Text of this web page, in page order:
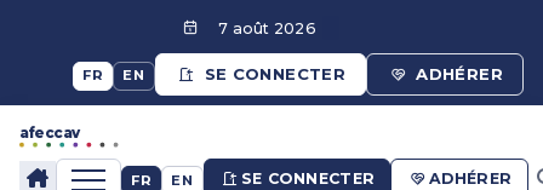
contenu
7 août 2026
FR EN SE CONNECTER ADHÉRER
afeccav
afeccav
FR EN SE CONNECTER ADHÉRER